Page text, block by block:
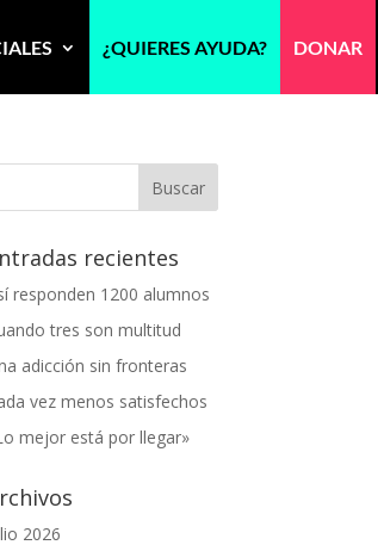
¿QUIERES AYUDA? DONAR
recientes
responden 1200 alumnos
tres son multitud
adicción sin fronteras
vez menos satisfechos
mejor está por llegar»
2026